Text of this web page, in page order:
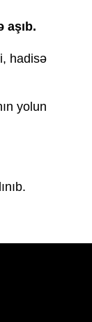
aşıb.
hadisə
yolun